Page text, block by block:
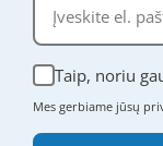
Taip, noriu
Mes gerbiame jūsų